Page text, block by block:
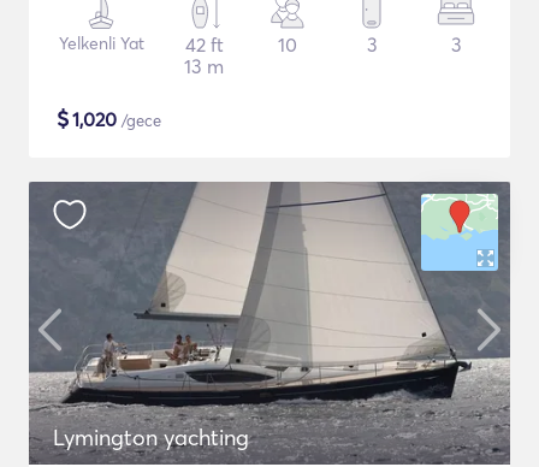
Yelkenli Yat
42 ft
13 m
10 3 3
$1,020 /gece
Lymington yachting